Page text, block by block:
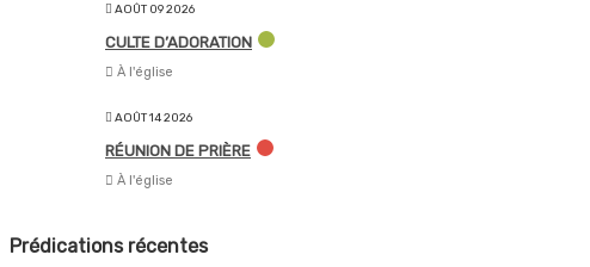
AOÛT 09 2026
CULTE D’ADORATION
À l'église
AOÛT 14 2026
RÉUNION DE PRIÈRE
À l'église
Prédications récentes